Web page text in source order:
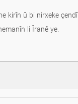
kirîn û bi nirxeke
li Îranê ye.